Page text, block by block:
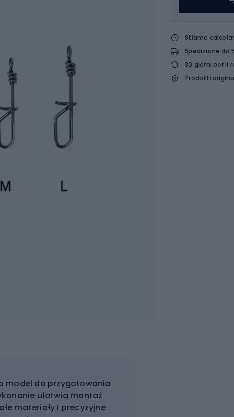
model do przygotowania
ułatwia montaż
materiały i precyzyjne
Stiamo
Spedizione da
30 giorni per il
Prodotti